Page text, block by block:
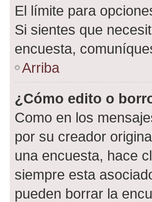
El límite para
Si sientes que
encuesta,
Arriba
¿Cómo edito o
Como en los
por su creador
una encuesta, hace
siempre esta
pueden borrar la